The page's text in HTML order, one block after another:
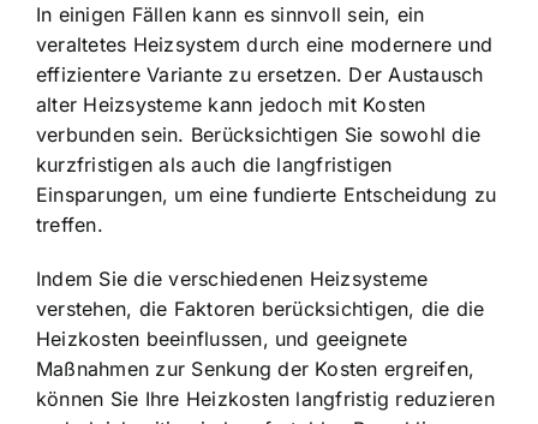
In einigen Fällen kann es sinnvoll sein, ein
veraltetes Heizsystem durch eine modernere und
effizientere Variante zu ersetzen. Der Austausch
alter Heizsysteme kann jedoch mit Kosten
verbunden sein. Berücksichtigen Sie sowohl die
kurzfristigen als auch die langfristigen
Einsparungen, um eine fundierte Entscheidung zu
treffen.
Indem Sie die verschiedenen Heizsysteme
verstehen, die Faktoren berücksichtigen, die die
Heizkosten beeinflussen, und geeignete
Maßnahmen zur Senkung der Kosten ergreifen,
können Sie Ihre Heizkosten langfristig reduzieren